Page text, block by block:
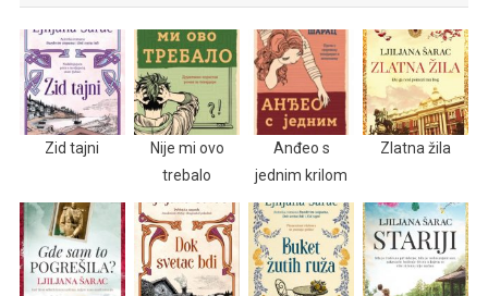
Zid tajni
Nije mi ovo
trebalo
Anđeo s
jednim krilom
Zlatna žila